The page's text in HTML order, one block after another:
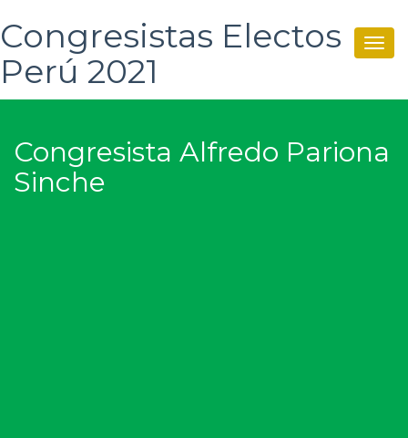
Congresistas Electos
Perú 2021
Congresista Alfredo Pariona
Sinche